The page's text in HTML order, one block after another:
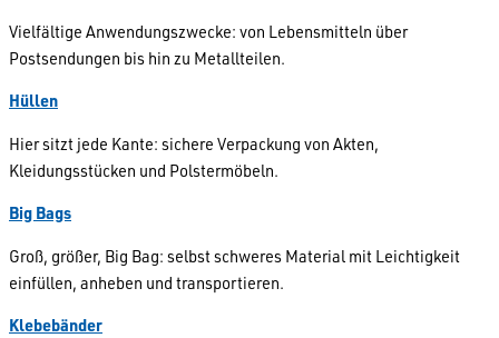
Vielfältige Anwendungszwecke: von Lebensmitteln über
Postsendungen bis hin zu Metallteilen.
Hüllen
Hier sitzt jede Kante: sichere Verpackung von Akten,
Kleidungsstücken und Polstermöbeln.
Big Bags
Groß, größer, Big Bag: selbst schweres Material mit Leichtigkeit
einfüllen, anheben und transportieren.
Klebebänder